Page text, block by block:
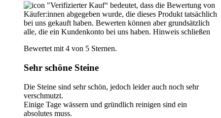
"Verifizierter Kauf“ bedeutet, dass die Bewertung von
Käufer:innen abgegeben wurde, die dieses Produkt tatsächlich
bei uns gekauft haben. Bewerten können aber grundsätzlich
alle, die ein Kundenkonto bei uns haben. Hinweis schließen
Bewertet mit 4 von 5 Sternen.
Sehr schöne Steine
Die Steine sind sehr schön, jedoch leider auch noch sehr
verschmutzt.
Einige Tage wässern und gründlich reinigen sind ein
absolutes muss.